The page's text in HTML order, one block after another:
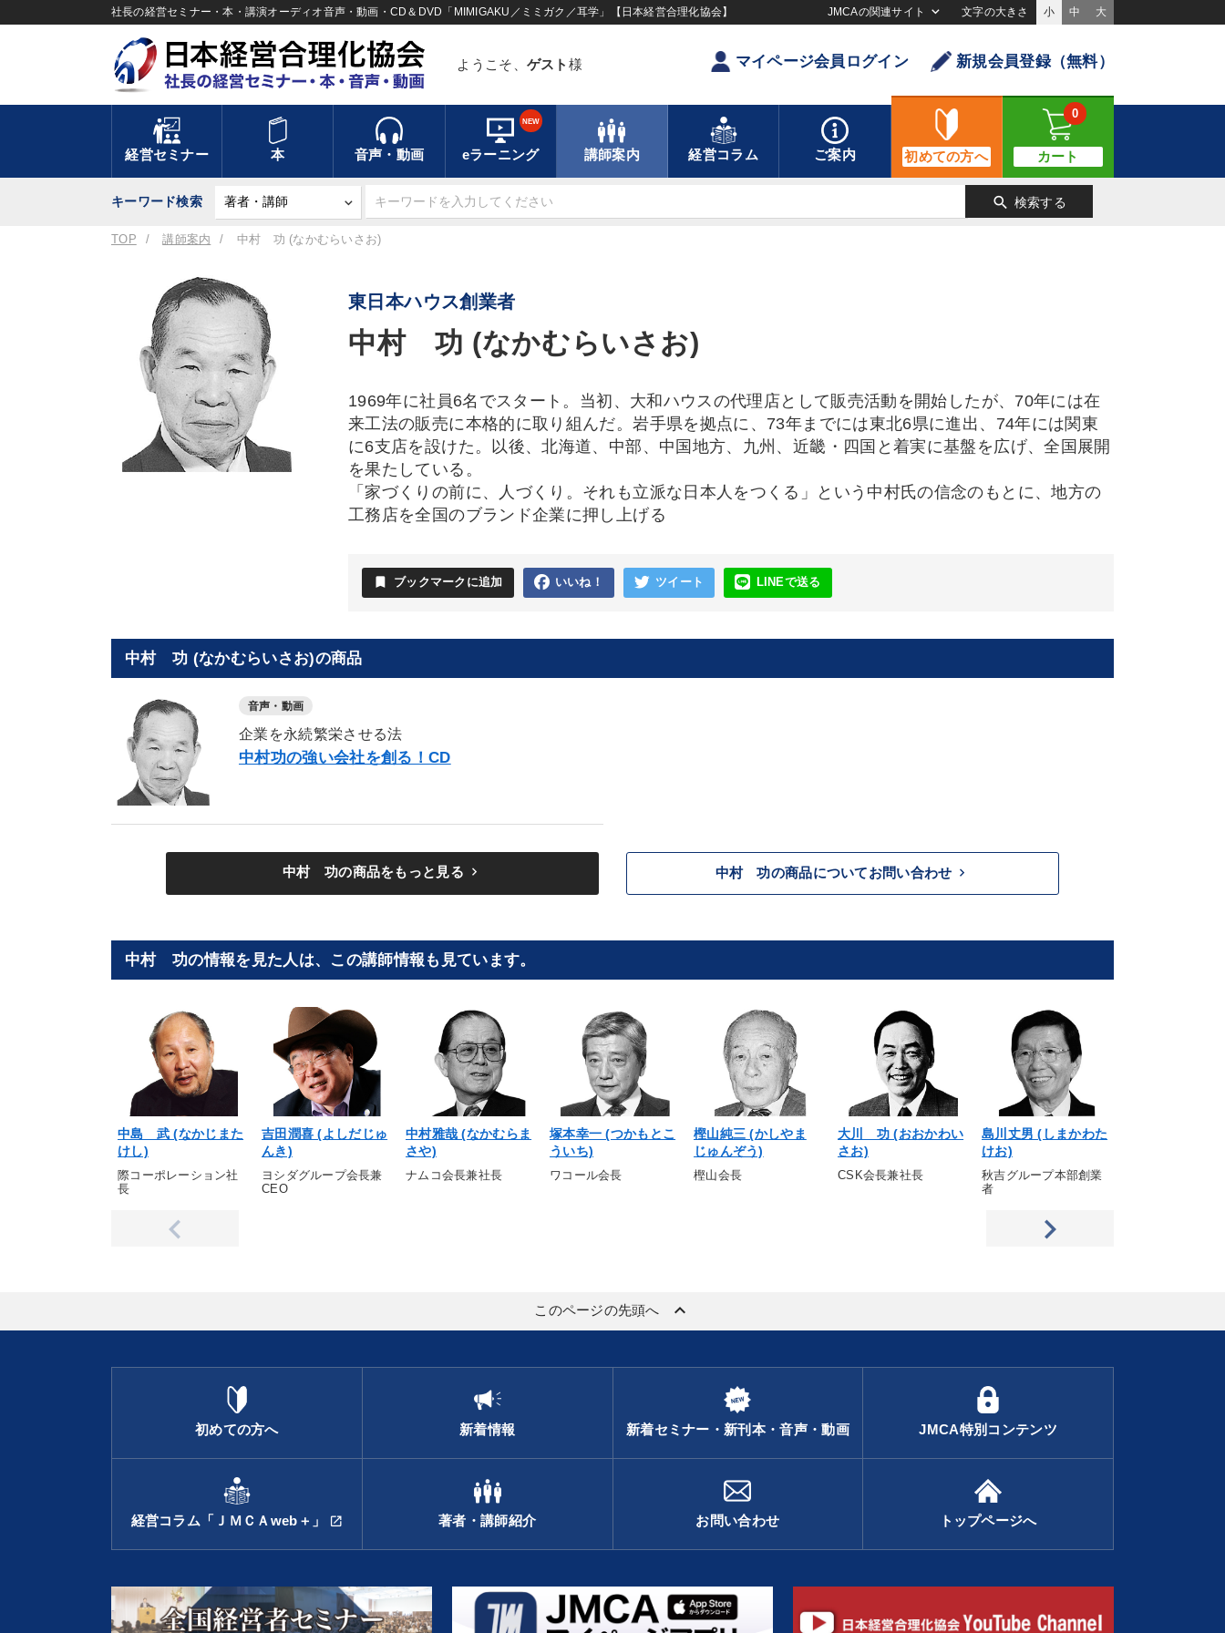
社長の経営セミナー・本・講演オーディオ音声・動画・CD＆DVD「MIMIGAKU／ミミガク／耳学」【日本経営合理化協会】 JMCAの関連サイト 文字の大きさ 小 中 大
ようこそ、 ゲスト 様 マイページ会員ログイン 新規会員登録（無料）
経営セミナー 本 音声・動画 eラーニング
NEW
講師案内 経営コラム ご案内 初めての方へ カート
0
キーワード検索 search 検索する
TOP 講師案内 中村 功 (なかむらいさお)
東日本ハウス創業者
中村 功 (なかむらいさお)
1969年に社員6名でスタート。当初、大和ハウスの代理店として販売活動を開始したが、70年には在
来工法の販売に本格的に取り組んだ。岩手県を拠点に、73年までには東北6県に進出、74年には関東
に6支店を設けた。以後、北海道、中部、中国地方、九州、近畿・四国と着実に基盤を広げ、全国展開
を果たしている。
「家づくりの前に、人づくり。それも立派な日本人をつくる」という中村氏の信念のもとに、地方の
工務店を全国のブランド企業に押し上げる
bookmark ブックマークに追加 いいね！ ツイート LINEで送る
中村 功 (なかむらいさお)の商品
音声・動画
企業を永続繁栄させる法
中村功の強い会社を創る！CD
中村 功の商品をもっと見る keyboard_arrow_right 中村 功の商品についてお問い合わせ keyboard_arrow_right
中村 功の情報を見た人は、この講師情報も見ています。
中島 武 (なかじまた
けし)
際コーポレーション社
長
吉田潤喜 (よしだじゅ
んき)
ヨシダグループ会長兼
CEO
中村雅哉 (なかむらま
さや)
ナムコ会長兼社長
塚本幸一 (つかもとこ
ういち)
ワコール会長
樫山純三 (かしやま
じゅんぞう)
樫山会長
大川 功 (おおかわい
さお)
CSK会長兼社長
島川丈男 (しまかわた
けお)
秋吉グループ本部創業
者
このページの先頭へ keyboard_arrow_up
初めての方へ 新着情報 新着セミナー・新刊本・音声・動画 JMCA特別コンテンツ
経営コラム「ＪＭＣＡweb＋」 open_in_new 著者・講師紹介 お問い合わせ トップページへ